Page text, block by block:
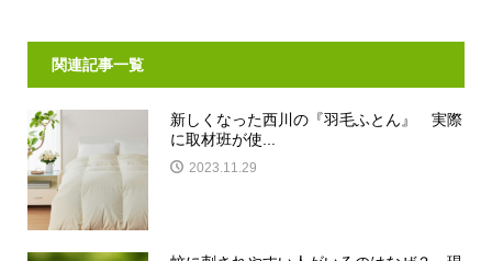
関連記事一覧
新しくなった西川の『羽毛ふとん』 実際
に取材班が使...
2023.11.29